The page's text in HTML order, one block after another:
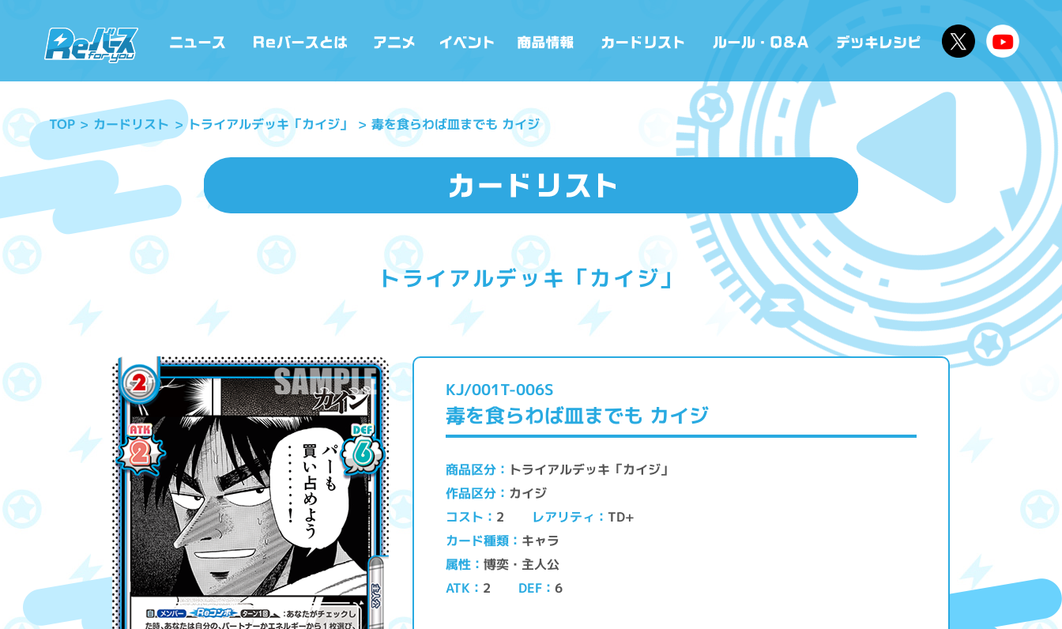
TOP カードリスト トライアルデッキ「カイジ」 毒を食らわば皿までも カイジ
トライアルデッキ「カイジ」
KJ/001T-006S
毒を食らわば皿までも カイジ
商品区分 トライアルデッキ「カイジ」
作品区分 カイジ
コスト 2 レアリティ TD+
カード種類 キャラ
属性 博奕・主人公
ATK 2 DEF 6